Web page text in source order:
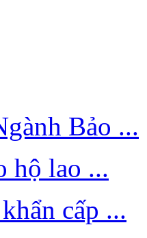
Bảo ...
hộ lao ...
cấp ...